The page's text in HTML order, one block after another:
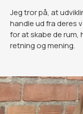
Jeg tror på, at
handle ud fra deres
for at skabe de rum,
retning og mening.